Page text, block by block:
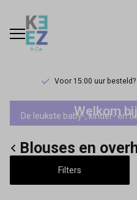
Voor 15:00 uur
blouses
en
overhemden
Welkom
De leukste baby-, kinder- en
Blouses en
Filters